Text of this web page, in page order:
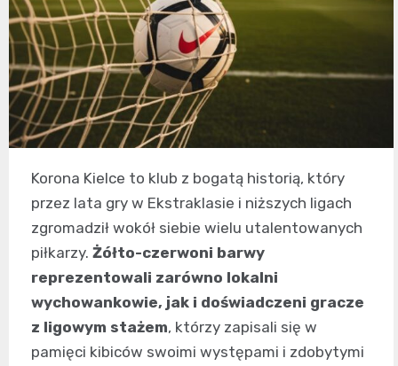
Korona Kielce to klub z bogatą historią, który
przez lata gry w Ekstraklasie i niższych ligach
zgromadził wokół siebie wielu utalentowanych
piłkarzy. Żółto-czerwoni barwy
reprezentowali zarówno lokalni
wychowankowie, jak i doświadczeni gracze
z ligowym stażem, którzy zapisali się w
pamięci kibiców swoimi występami i zdobytymi